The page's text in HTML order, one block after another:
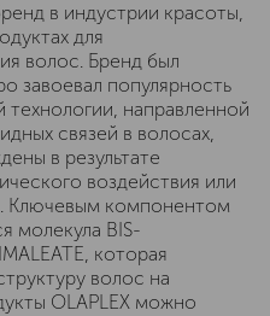
в индустрии красоты,
для
волос. Бренд был
завоевал популярность
технологии, направленной
связей в волосах,
в результате
воздействия или
Ключевым компонентом
молекула BIS-
которая
волос на
OLAPLEX можно